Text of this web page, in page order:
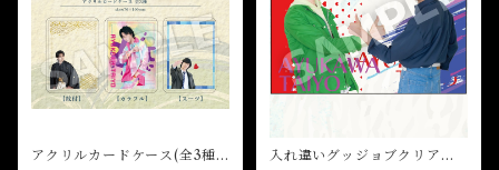
アクリルカードケース(全3種)
入れ違いグッジョブクリアブ